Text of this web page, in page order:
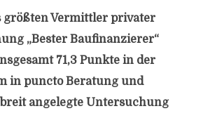
größten Vermittler privater
„Bester Baufinanzierer“
71,3 Punkte in der
in puncto Beratung und
angelegte Untersuchung